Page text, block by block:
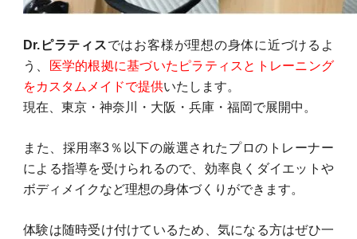
Dr.ピラティスではお客様が理想の身体に近づけるよ
う、
医学的根拠に基づいたピラティスとトレーニング
をカスタムメイドで提供いたします。
現在、東京・神奈川・大阪・兵庫・福岡で展開中。
また、採用率3％以下の厳選されたプロのトレーナー
による指導を受けられるので、効率良くダイエットや
ボディメイクなど理想の身体づくりができます。
体験は随時受け付けているため、気になる方はぜひ一